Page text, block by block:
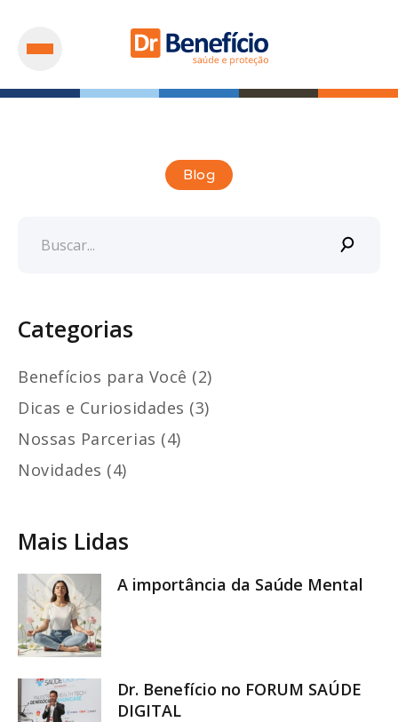
Blog
Categorias
Benefícios para Você (2)
Dicas e Curiosidades (3)
Nossas Parcerias (4)
Novidades (4)
Mais Lidas
A importância da Saúde Mental
Dr. Benefício no FORUM SAÚDE
DIGITAL